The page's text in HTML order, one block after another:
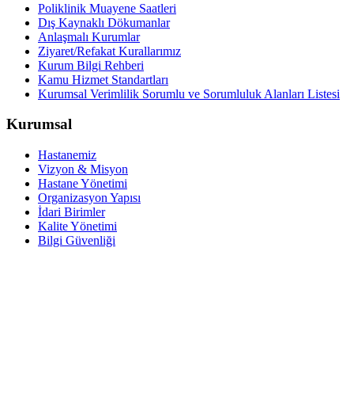
Poliklinik Muayene Saatleri
Dış Kaynaklı Dökumanlar
Anlaşmalı Kurumlar
Ziyaret/Refakat Kurallarımız
Kurum Bilgi Rehberi
Kamu Hizmet Standartları
Kurumsal Verimlilik Sorumlu ve Sorumluluk Alanları Listesi
Kurumsal
Hastanemiz
Vizyon & Misyon
Hastane Yönetimi
Organizasyon Yapısı
İdari Birimler
Kalite Yönetimi
Bilgi Güvenliği